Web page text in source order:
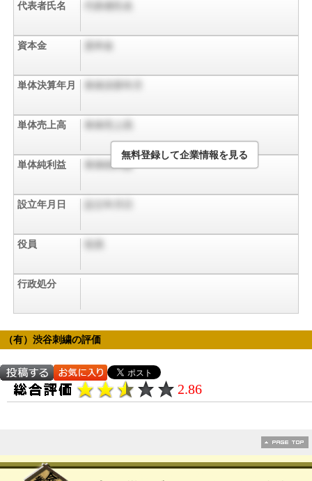
代表者氏名
資本金
単体決算年月
単体売上高
単体純利益 単体純利益
設立年月日
役員
行政処分
無料登録して企業情報を見る
（有）渋谷刺繍の評価
2.86